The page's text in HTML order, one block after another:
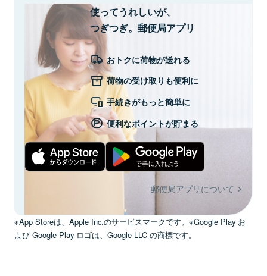
使ってうれしいが、
つぎつぎ。郵便局アプリ
おトクに荷物が送れる
荷物の受け取りも便利に
手続きがもっと簡単に
便利なポイントが貯まる
郵便局アプリについて
※App Storeは、Apple Inc.のサービスマークです。※Google Play お
よび Google Play ロゴは、Google LLC の商標です。